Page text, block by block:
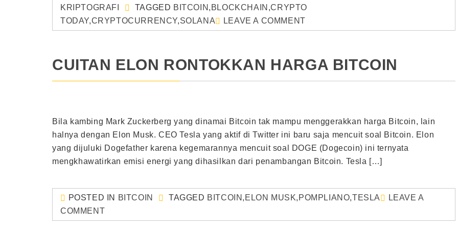
KRIPTOGRAFI TAGGED BITCOIN , BLOCKCHAIN ,CRYPTO
TODAY,CRYPTOCURRENCY,SOLANA LEAVE A COMMENT
CUITAN ELON RONTOKKAN HARGA BITCOIN
Bila kambing Mark Zuckerberg yang dinamai Bitcoin tak mampu menggerakkan harga Bitcoin, lain
halnya dengan Elon Musk. CEO Tesla yang aktif di Twitter ini baru saja mencuit soal Bitcoin. Elon
yang dijuluki Dogefather karena kegemarannya mencuit soal DOGE (Dogecoin) ini ternyata
mengkhawatirkan emisi energi yang dihasilkan dari penambangan Bitcoin. Tesla […]
POSTED IN BITCOIN TAGGED BITCOIN , ELON MUSK, POMPLIANO,TESLA
LEAVE A
COMMENT